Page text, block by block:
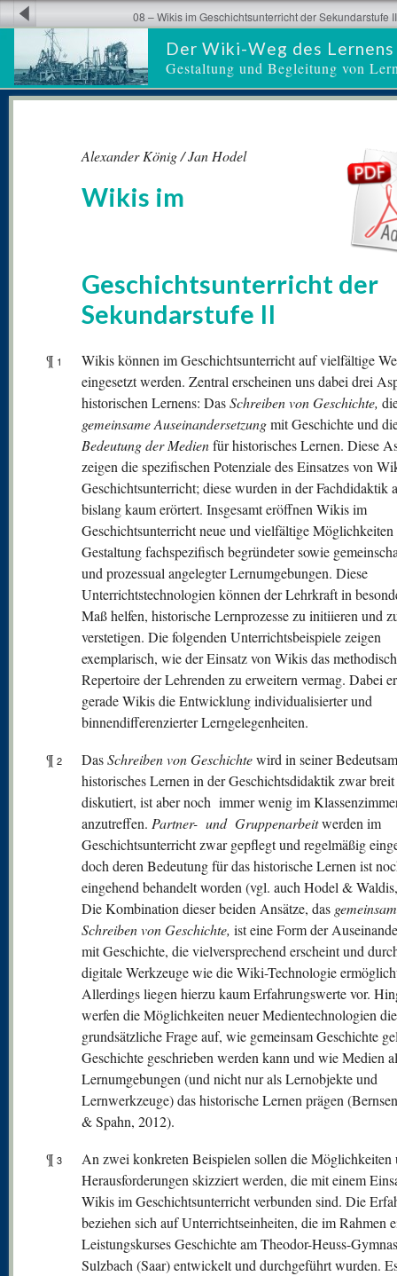
Der Wiki-Weg des Lernens
Gestaltung und Begleitung von
08 – Wikis im Geschichtsunterricht der Sekundarstufe II
Alexander König / Jan Hodel
Wikis im
Geschichtsunterricht der
Sekundarstufe II
¶ 1
Wikis können im Geschichtsunterricht auf vielfältige
eingesetzt werden. Zentral erscheinen uns dabei drei
historischen Lernens: DasSchreiben von Geschichte,
gemeinsame Auseinandersetzungmit Geschichte und
Bedeutung der Medienfür historisches Lernen. Diese
zeigen die spezifischen Potenziale des Einsatzes von
Geschichtsunterricht; diese wurden in der Fachdidaktik
bislang kaum erörtert. Insgesamt eröffnen Wikis im
Geschichtsunterricht neue und vielfältige Möglichkeiten
Gestaltung fachspezifisch begründeter sowie
und prozessual angelegter Lernumgebungen. Diese
Unterrichtstechnologien können der Lehrkraft in
Maß helfen, historische Lernprozesse zu initiieren und
verstetigen. Die folgenden Unterrichtsbeispiele zeigen
exemplarisch, wie der Einsatz von Wikis das
Repertoire der Lehrenden zu erweitern vermag. Dabei
gerade Wikis die Entwicklung individualisierter und
binnendifferenzierter Lerngelegenheiten.
¶ 2 DasSchreiben von Geschichtewird in seiner
historisches Lernen in der Geschichtsdidaktik zwar breit
diskutiert, ist aber noch immer wenig im
anzutreffen. Partner- und Gruppenarbeitwerden im
Geschichtsunterricht zwar gepflegt und regelmäßig
doch deren Bedeutung für das historische Lernen ist
eingehend behandelt worden (vgl. auch Hodel &
Die Kombination dieser beiden Ansätze, das
Schreiben von Geschichte, ist eine Form der
mit Geschichte, die vielversprechend erscheint und
digitale Werkzeuge wie die Wiki-Technologie
Allerdings liegen hierzu kaum Erfahrungswerte vor.
werfen die Möglichkeiten neuer Medientechnologien die
grundsätzliche Frage auf, wie gemeinsam Geschichte
Geschichte geschrieben werden kann und wie Medien
Lernumgebungen (und nicht nur als Lernobjekte und
Lernwerkzeuge) das historische Lernen prägen
& Spahn, 2012).
¶ 3
An zwei konkreten Beispielen sollen die Möglichkeiten
Herausforderungen skizziert werden, die mit einem
Wikis im Geschichtsunterricht verbunden sind. Die
beziehen sich auf Unterrichtseinheiten, die im Rahmen
Leistungskurses Geschichte am Theodor-Heuss-
Sulzbach (Saar) entwickelt und durchgeführt wurden.